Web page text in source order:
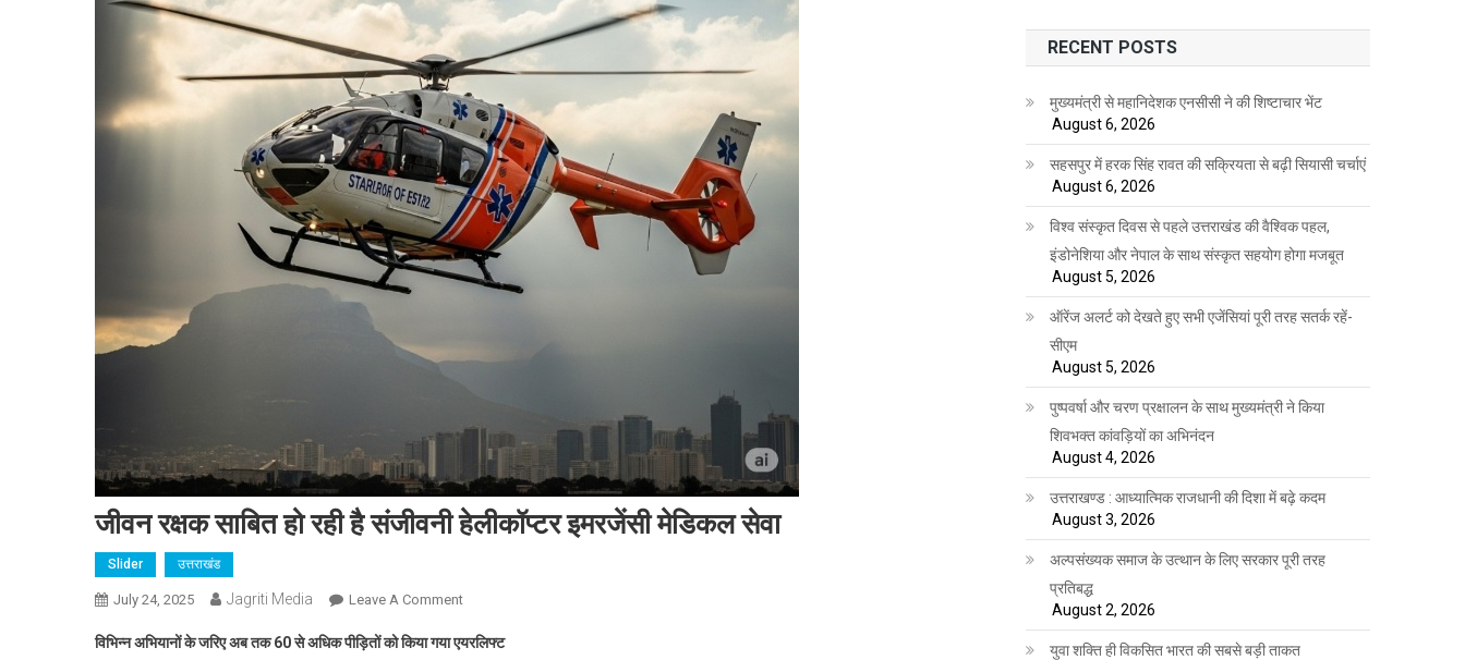
जीवन रक्षक साबित हो रही है संजीवनी हेलीकॉप्टर इमरजेंसी मेडिकल सेवा
Slider उत्तराखंड
July 24, 2025 Jagriti Media Leave A CommentOn
रक्षक
विभिन्न अभियानों के जरिए अब तक 60 से अधिक पीड़ितों को किया गया एयरलिफ्ट
RECENT POSTS
मुख्यमंत्री से महानिदेशक एनसीसी ने की शिष्टाचार भेंट
August 6, 2026
सहसपुर में हरक सिंह रावत की सक्रियता से बढ़ी सियासी चर्चाएं
August 6, 2026
विश्व संस्कृत दिवस से पहले उत्तराखंड की वैश्विक पहल,
इंडोनेशिया और नेपाल के साथ संस्कृत सहयोग होगा मजबूत
August 5, 2026
ऑरेंज अलर्ट को देखते हुए सभी एजेंसियां पूरी तरह सतर्क रहें-
सीएम
August 5, 2026
पुष्पवर्षा और चरण प्रक्षालन के साथ मुख्यमंत्री ने किया
शिवभक्त कांवड़ियों का अभिनंदन
August 4, 2026
उत्तराखण्ड : आध्यात्मिक राजधानी की दिशा में बढ़े कदम
August 3, 2026
अल्पसंख्यक समाज के उत्थान के लिए सरकार पूरी तरह
प्रतिबद्ध
August 2, 2026
युवा शक्ति ही विकसित भारत की सबसे बड़ी ताकत